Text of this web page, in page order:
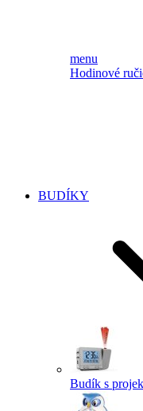
menu
Hodinové
BUDÍKY
Budík s